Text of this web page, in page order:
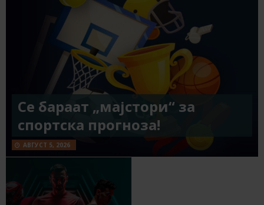
Се бараат „мајстори“ за
спортска прогноза!
АВГУСТ 5, 2026